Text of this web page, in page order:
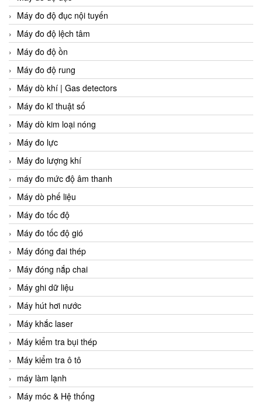
Máy đo độ đục nội tuyến
Máy đo độ lệch tâm
Máy đo độ ồn
Máy đo độ rung
Máy dò khí | Gas detectors
Máy đo kĩ thuật số
Máy dò kim loại nóng
Máy đo lực
Máy đo lượng khí
máy đo mức độ âm thanh
Máy dò phế liệu
Máy đo tốc độ
Máy đo tốc độ gió
Máy đóng đai thép
Máy đóng nắp chai
Máy ghi dữ liệu
Máy hút hơi nước
Máy khắc laser
Máy kiểm tra bụi thép
Máy kiểm tra ô tô
máy làm lạnh
Máy móc & Hệ thống